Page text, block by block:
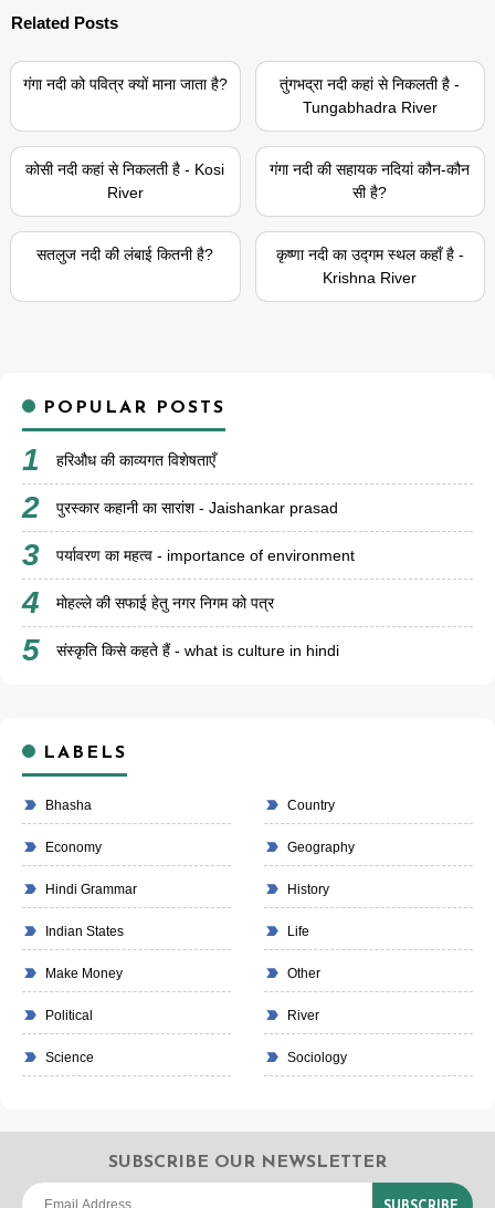
Related Posts
गंगा नदी को पवित्र क्यों माना जाता है?
तुंगभद्रा नदी कहां से निकलती है -
Tungabhadra River
कोसी नदी कहां से निकलती है - Kosi
River
गंगा नदी की सहायक नदियां कौन-कौन
सी है?
सतलुज नदी की लंबाई कितनी है?
कृष्णा नदी का उद्गम स्थल कहाँ है -
Krishna River
POPULAR POSTS
हरिऔध की काव्यगत विशेषताएँ
पुरस्कार कहानी का सारांश - Jaishankar prasad
पर्यावरण का महत्व - importance of environment
मोहल्ले की सफाई हेतु नगर निगम को पत्र
संस्कृति किसे कहते हैं - what is culture in hindi
LABELS
Bhasha Country
Economy Geography
Hindi Grammar History
Indian States Life
Make Money Other
Political River
Science Sociology
SUBSCRIBE OUR NEWSLETTER